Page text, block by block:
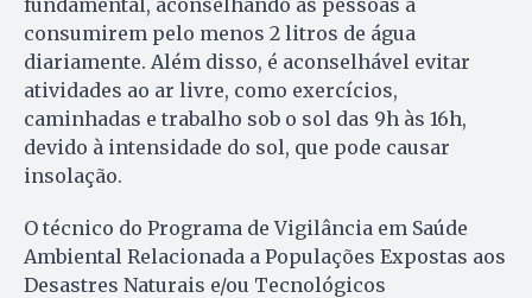
consumirem pelo menos 2 litros de água
diariamente. Além disso, é aconselhável evitar
atividades ao ar livre, como exercícios,
caminhadas e trabalho sob o sol das 9h às 16h,
devido à intensidade do sol, que pode causar
insolação.
O técnico do Programa de Vigilância em Saúde
Ambiental Relacionada a Populações Expostas aos
Desastres Naturais e/ou Tecnológicos